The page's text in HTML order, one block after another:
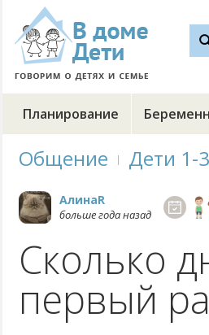
Планирование
Общение Дети 1-
АлинаR
больше года назад
Сколько
первый